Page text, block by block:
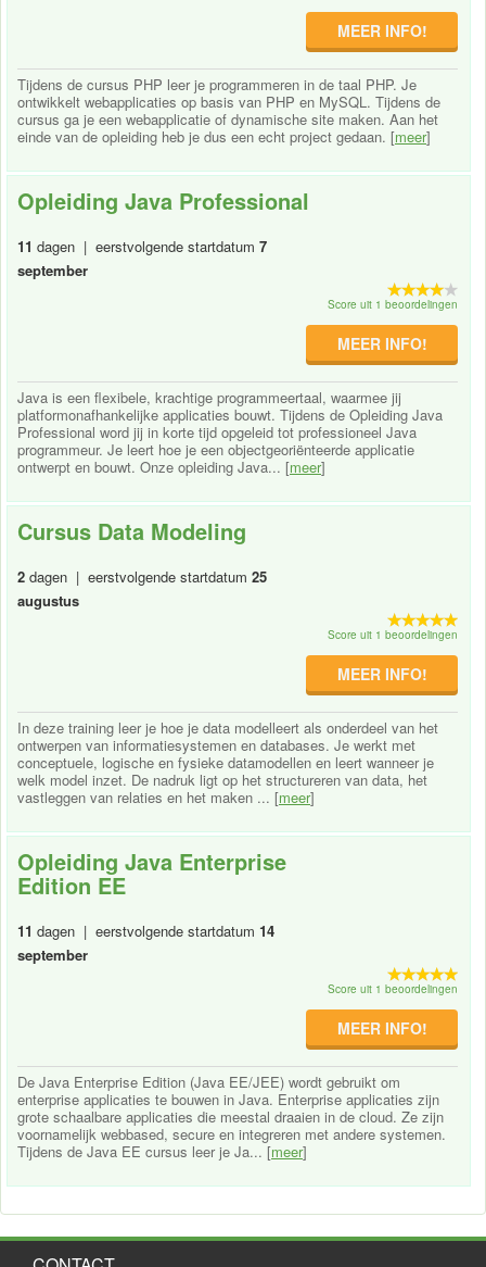
MEER INFO!
Tijdens de cursus PHP leer je programmeren in de taal PHP. Je
ontwikkelt webapplicaties op basis van PHP en MySQL. Tijdens de
cursus ga je een webapplicatie of dynamische site maken. Aan het
einde van de opleiding heb je dus een echt project gedaan. [meer]
Opleiding Java Professional
11 dagen | eerstvolgende startdatum 7
september
Score uit 1 beoordelingen
MEER INFO!
Java is een flexibele, krachtige programmeertaal, waarmee jij
platformonafhankelijke applicaties bouwt. Tijdens de Opleiding Java
Professional word jij in korte tijd opgeleid tot professioneel Java
programmeur. Je leert hoe je een objectgeoriënteerde applicatie
ontwerpt en bouwt. Onze opleiding Java... [meer]
Cursus Data Modeling
2 dagen | eerstvolgende startdatum 25
augustus
Score uit 1 beoordelingen
MEER INFO!
In deze training leer je hoe je data modelleert als onderdeel van het
ontwerpen van informatiesystemen en databases. Je werkt met
conceptuele, logische en fysieke datamodellen en leert wanneer je
welk model inzet. De nadruk ligt op het structureren van data, het
vastleggen van relaties en het maken ... [meer]
Opleiding Java Enterprise
Edition EE
11 dagen | eerstvolgende startdatum 14
september
Score uit 1 beoordelingen
MEER INFO!
De Java Enterprise Edition (Java EE/JEE) wordt gebruikt om
enterprise applicaties te bouwen in Java. Enterprise applicaties zijn
grote schaalbare applicaties die meestal draaien in de cloud. Ze zijn
voornamelijk webbased, secure en integreren met andere systemen.
Tijdens de Java EE cursus leer je Ja... [meer]